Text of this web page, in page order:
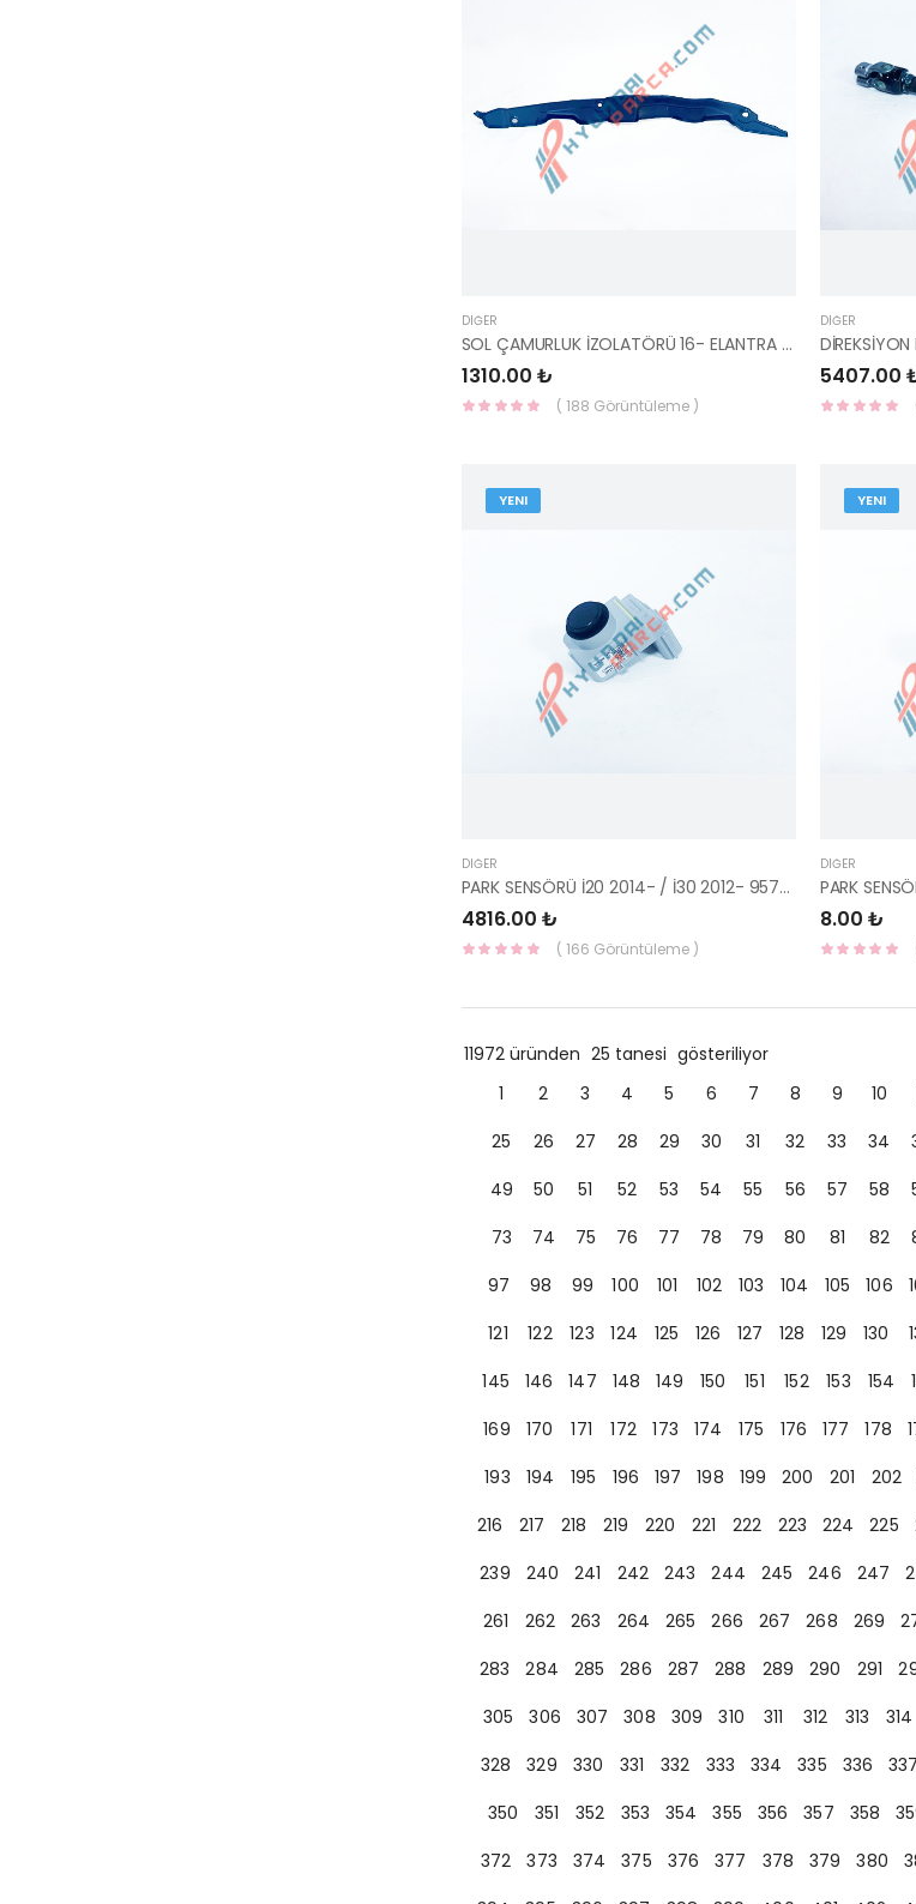
DIĞER
SOL ÇAMURLUK İZOLATÖRÜ 16- ELANTRA 84141-F2000-HMC
1310.00 ₺
( 188 Görüntüleme )
DIĞER
5407.00
YENI
DIĞER
PARK SENSÖRÜ İ20 2014- / İ30 2012- 95720-C8100-HMC
4816.00 ₺
( 166 Görüntüleme )
YENI
DIĞER
8.00 ₺
11972 üründen 25 tanesi gösteriliyor
1
2 3 4 5 6 7 8 9 10
25
26 27 28 29 30 31 32 33 34
49
50 51 52 53 54 55 56 57 58
73
74 75 76 77 78 79 80 81 82
97
98 99 100 101 102 103 104 105 106
121
122 123 124 125 126 127 128 129 130
145
146 147 148 149 150 151 152 153 154
169
170 171 172 173 174 175 176 177 178
193
194 195 196 197 198 199 200 201 202
216
217 218 219 220 221 222 223 224 225
239
240 241 242 243 244 245 246 247
261
262 263 264 265 266 267 268 269
283
284 285 286 287 288 289 290 291
305
306 307 308 309 310 311 312 313 314
328
329 330 331 332 333 334 335 336 337
350
351 352 353 354 355 356 357 358
372
373 374 375 376 377 378 379 380